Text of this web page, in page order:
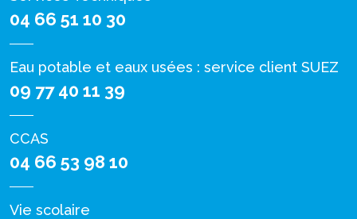
04 66 51 10 30
Eau potable et eaux usées : service client SUEZ
09 77 40 11 39
CCAS
04 66 53 98 10
Vie scolaire